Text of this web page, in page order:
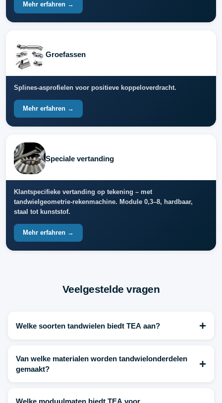
Mehr erfahren →
Groefassen
Splines-asprofielen voor positieve koppeloverdracht.
Mehr erfahren →
Speciale vertanding
Klantspecifieke vertanding op tekening – met
tandwielgeometrie-rekenmachine. Module 0,3–8, hardbaar,
staal tot kunststof.
Mehr erfahren →
Veelgestelde vragen
Welke soorten tandwielen biedt TEA aan? +
Van welke materialen worden tandwielonderdelen
gemaakt?
+